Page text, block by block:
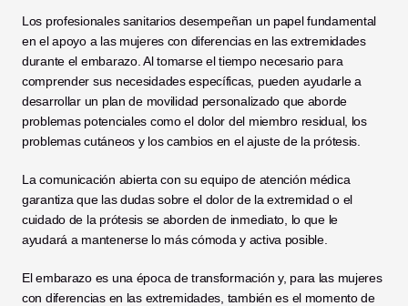
Los profesionales sanitarios desempeñan un papel fundamental
en el apoyo a las mujeres con diferencias en las extremidades
durante el embarazo. Al tomarse el tiempo necesario para
comprender sus necesidades específicas, pueden ayudarle a
desarrollar un plan de movilidad personalizado que aborde
problemas potenciales como el dolor del miembro residual, los
problemas cutáneos y los cambios en el ajuste de la prótesis.
La comunicación abierta con su equipo de atención médica
garantiza que las dudas sobre el dolor de la extremidad o el
cuidado de la prótesis se aborden de inmediato, lo que le
ayudará a mantenerse lo más cómoda y activa posible.
El embarazo es una época de transformación y, para las mujeres
con diferencias en las extremidades, también es el momento de